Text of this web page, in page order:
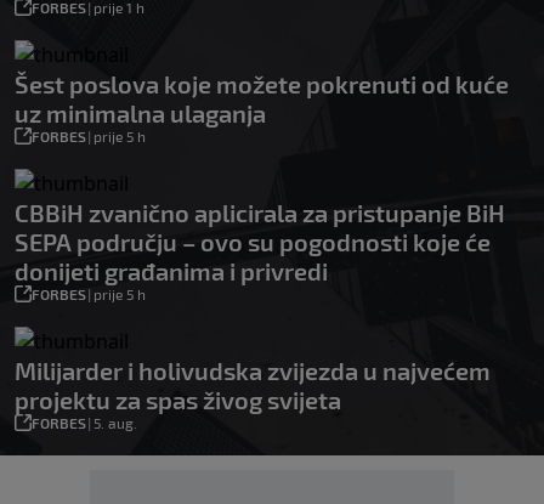
FORBES| prije 1 h
Šest poslova koje možete pokrenuti od kuće
uz minimalna ulaganja
FORBES| prije 5 h
CBBiH zvanično aplicirala za pristupanje BiH
SEPA području – ovo su pogodnosti koje će
donijeti građanima i privredi
FORBES| prije 5 h
Milijarder i holivudska zvijezda u najvećem
projektu za spas živog svijeta
FORBES| 5. aug.